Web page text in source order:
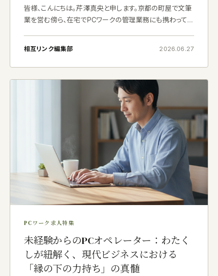
皆様、こんにちは。芹澤真央と申します。京都の町屋で文筆
業を営む傍ら、在宅でPCワークの管理業務にも携わって
相互リンク編集部 2026.06.27
PCワーク求人特集
未経験からのPCオペレーター：わたく
しが紐解く、現代ビジネスにおける
「縁の下の力持ち」の真髄